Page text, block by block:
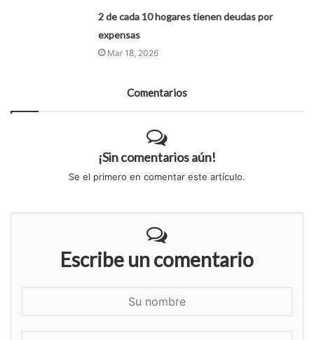
2 de cada 10 hogares tienen deudas por
expensas
Mar 18, 2026
Comentarios
¡Sin comentarios aún!
Se el primero en comentar este artículo.
Escribe un comentario